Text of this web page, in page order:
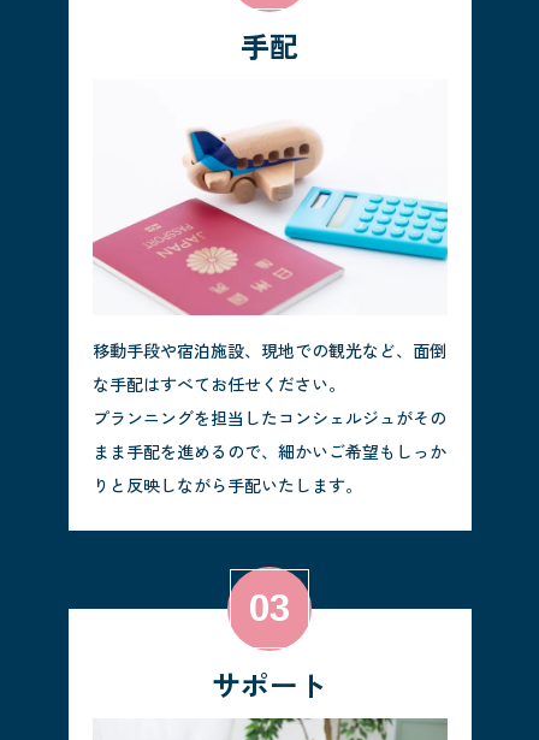
手配
移動手段や宿泊施設、現地での観光など、面倒
な手配はすべてお任せください。
プランニングを担当したコンシェルジュがその
まま手配を進めるので、細かいご希望もしっか
りと反映しながら手配いたします。
サポート